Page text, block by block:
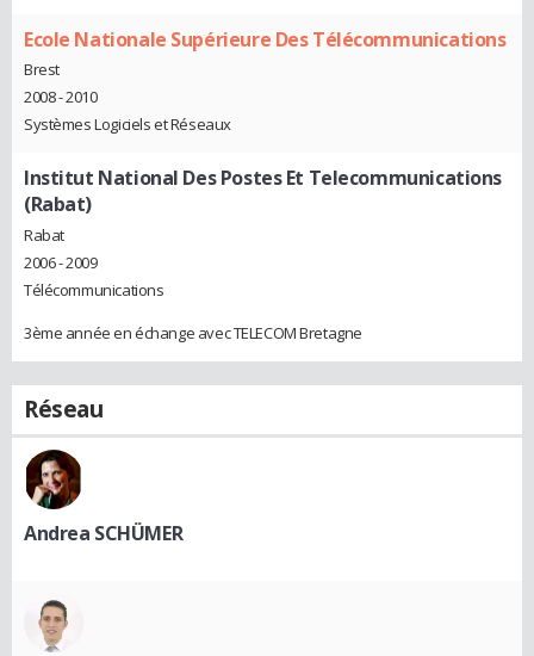
Ecole Nationale Supérieure Des Télécommunications
Brest
2008 - 2010
Systèmes Logiciels et Réseaux
Institut National Des Postes Et Telecommunications
(Rabat)
Rabat
2006 - 2009
Télécommunications
3ème année en échange avec TELECOM Bretagne
Réseau
Andrea SCHÜMER